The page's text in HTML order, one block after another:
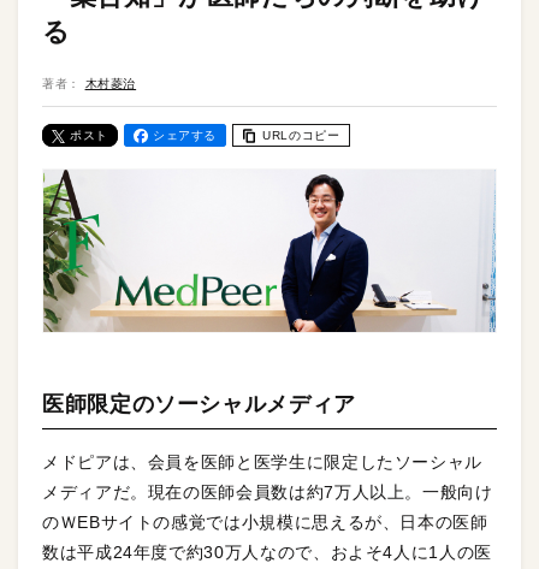
る
著者： 木村菱治
ポスト シェアする URLのコピー
医師限定のソーシャルメディア
メドピアは、会員を医師と医学生に限定したソーシャル
メディアだ。現在の医師会員数は約7万人以上。一般向け
のＷEBサイトの感覚では小規模に思えるが、日本の医師
数は平成24年度で約30万人なので、およそ4人に1人の医